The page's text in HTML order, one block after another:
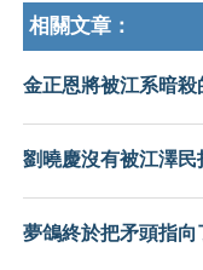
相關文章：
金正恩將被江系暗殺
劉曉慶沒有被江澤民
夢鴿終於把矛頭指向